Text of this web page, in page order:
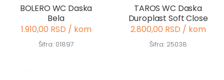
BOLERO WC Daska
Bela
1.910,00 RSD / kom
Šifra: 01897
TAROS WC Daska
Duroplast Soft Close
2.800,00 RSD / kom
Šifra: 25038